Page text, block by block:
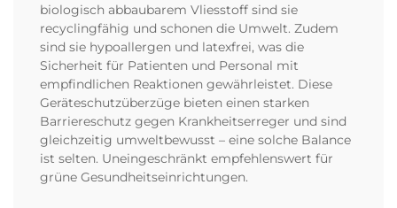
biologisch abbaubarem Vliesstoff sind sie
recyclingfähig und schonen die Umwelt. Zudem
sind sie hypoallergen und latexfrei, was die
Sicherheit für Patienten und Personal mit
empfindlichen Reaktionen gewährleistet. Diese
Geräteschutzüberzüge bieten einen starken
Barriereschutz gegen Krankheitserreger und sind
gleichzeitig umweltbewusst – eine solche Balance
ist selten. Uneingeschränkt empfehlenswert für
grüne Gesundheitseinrichtungen.